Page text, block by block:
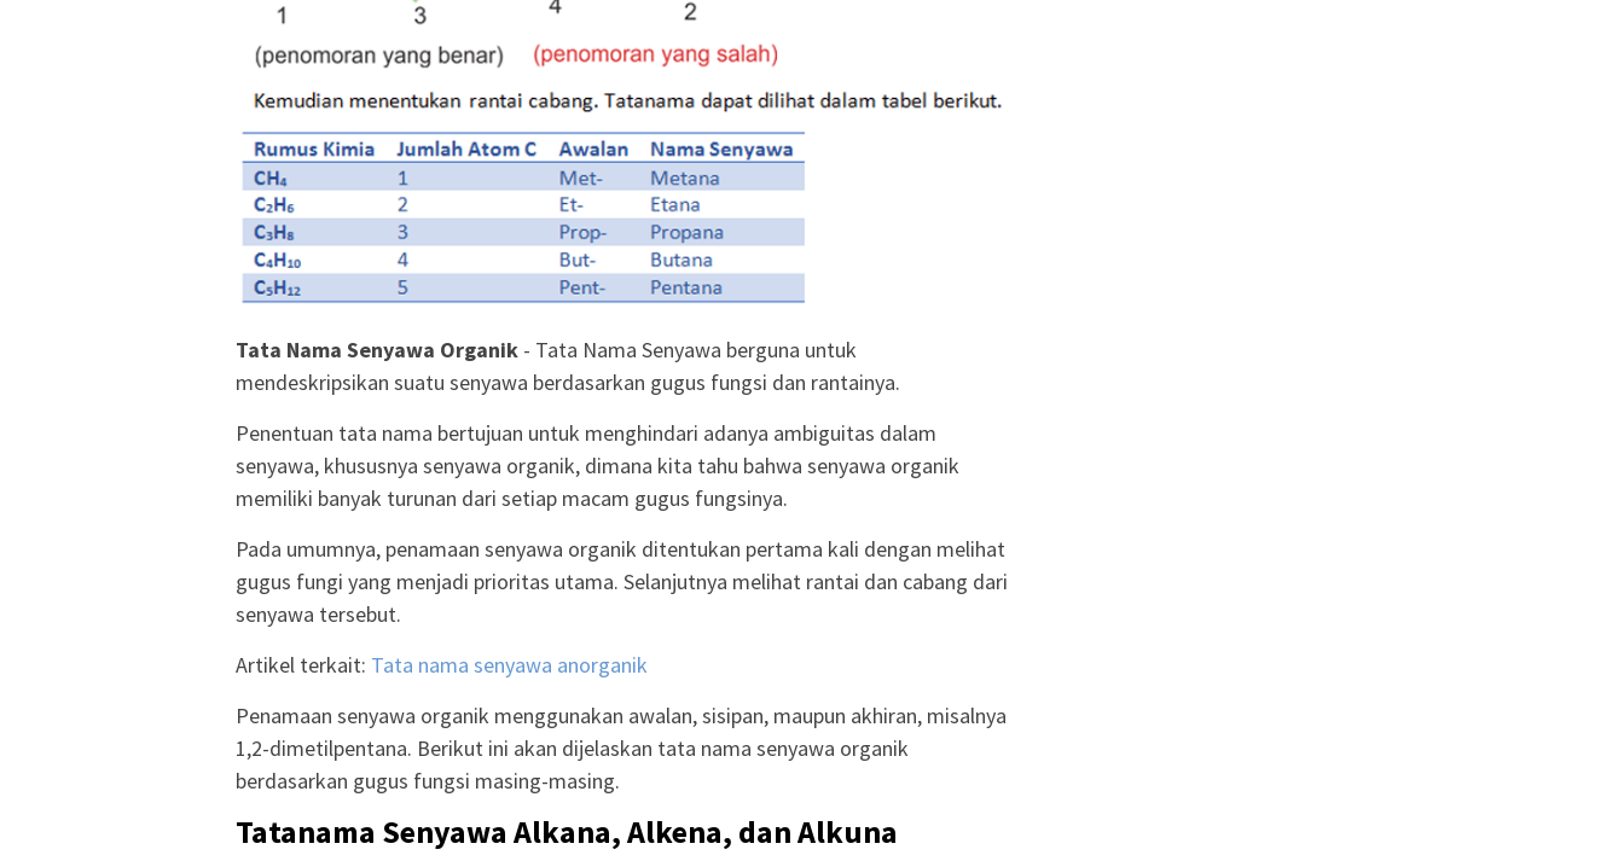
Tata Nama Senyawa Organik - Tata Nama Senyawa berguna untuk
mendeskripsikan suatu senyawa berdasarkan gugus fungsi dan rantainya.
Penentuan tata nama bertujuan untuk menghindari adanya ambiguitas dalam
senyawa, khususnya senyawa organik, dimana kita tahu bahwa senyawa organik
memiliki banyak turunan dari setiap macam gugus fungsinya.
Pada umumnya, penamaan senyawa organik ditentukan pertama kali dengan melihat
gugus fungi yang menjadi prioritas utama. Selanjutnya melihat rantai dan cabang dari
senyawa tersebut.
Artikel terkait: Tata nama senyawa anorganik
Penamaan senyawa organik menggunakan awalan, sisipan, maupun akhiran, misalnya
1,2-dimetilpentana. Berikut ini akan dijelaskan tata nama senyawa organik
berdasarkan gugus fungsi masing-masing.
Tatanama Senyawa Alkana, Alkena, dan Alkuna